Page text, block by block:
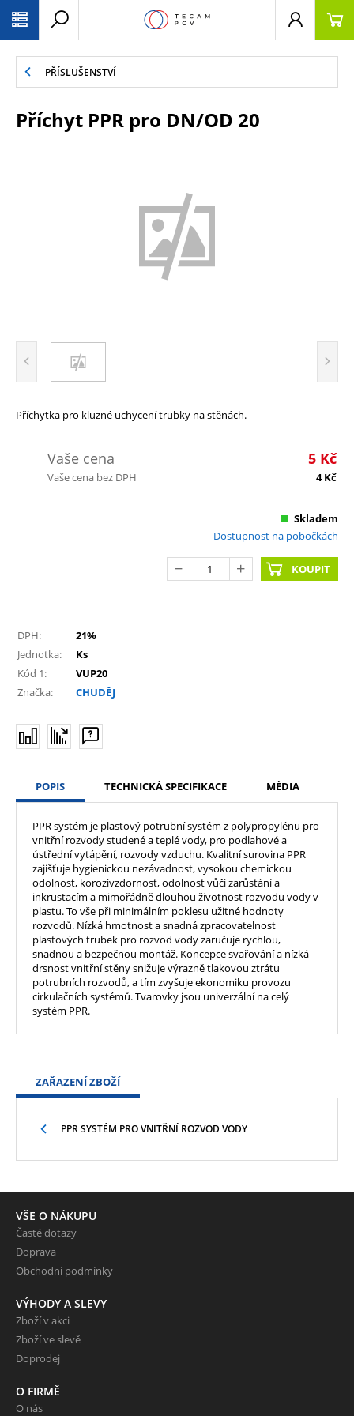
PŘÍSLUŠENSTVÍ
Příchyt PPR pro DN/OD 20
Příchytka pro kluzné uchycení trubky na stěnách.
Vaše cena 5 Kč
Vaše cena bez DPH 4Kč
Skladem
Dostupnost na pobočkách
KOUPIT
DPH:
21%
Jednotka:
Ks
Kód 1:
VUP20
Značka:
CHUDĚJ
POPIS TECHNICKÁ SPECIFIKACE MÉDIA
PPR systém je plastový potrubní systém z polypropylénu pro
vnitřní rozvody studené a teplé vody, pro podlahové a
ústřední vytápění, rozvody vzduchu. Kvalitní surovina PPR
zajišťuje hygienickou nezávadnost, vysokou chemickou
odolnost, korozivzdornost, odolnost vůči zarůstání a
inkrustacím a mimořádně dlouhou životnost rozvodu vody v
plastu. To vše při minimálním poklesu užitné hodnoty
rozvodů. Nízká hmotnost a snadná zpracovatelnost
plastových trubek pro rozvod vody zaručuje rychlou,
snadnou a bezpečnou montáž. Koncepce svařování a nízká
drsnost vnitřní stěny snižuje výrazně tlakovou ztrátu
potrubních rozvodů, a tím zvyšuje ekonomiku provozu
cirkulačních systémů. Tvarovky jsou univerzální na celý
systém PPR.
ZAŘAZENÍ ZBOŽÍ
PPR SYSTÉM PRO VNITŘNÍ ROZVOD VODY
VŠE O NÁKUPU
Časté dotazy
Doprava
Obchodní podmínky
VÝHODY A SLEVY
Zboží v akci
Zboží ve slevě
Doprodej
O FIRMĚ
O nás